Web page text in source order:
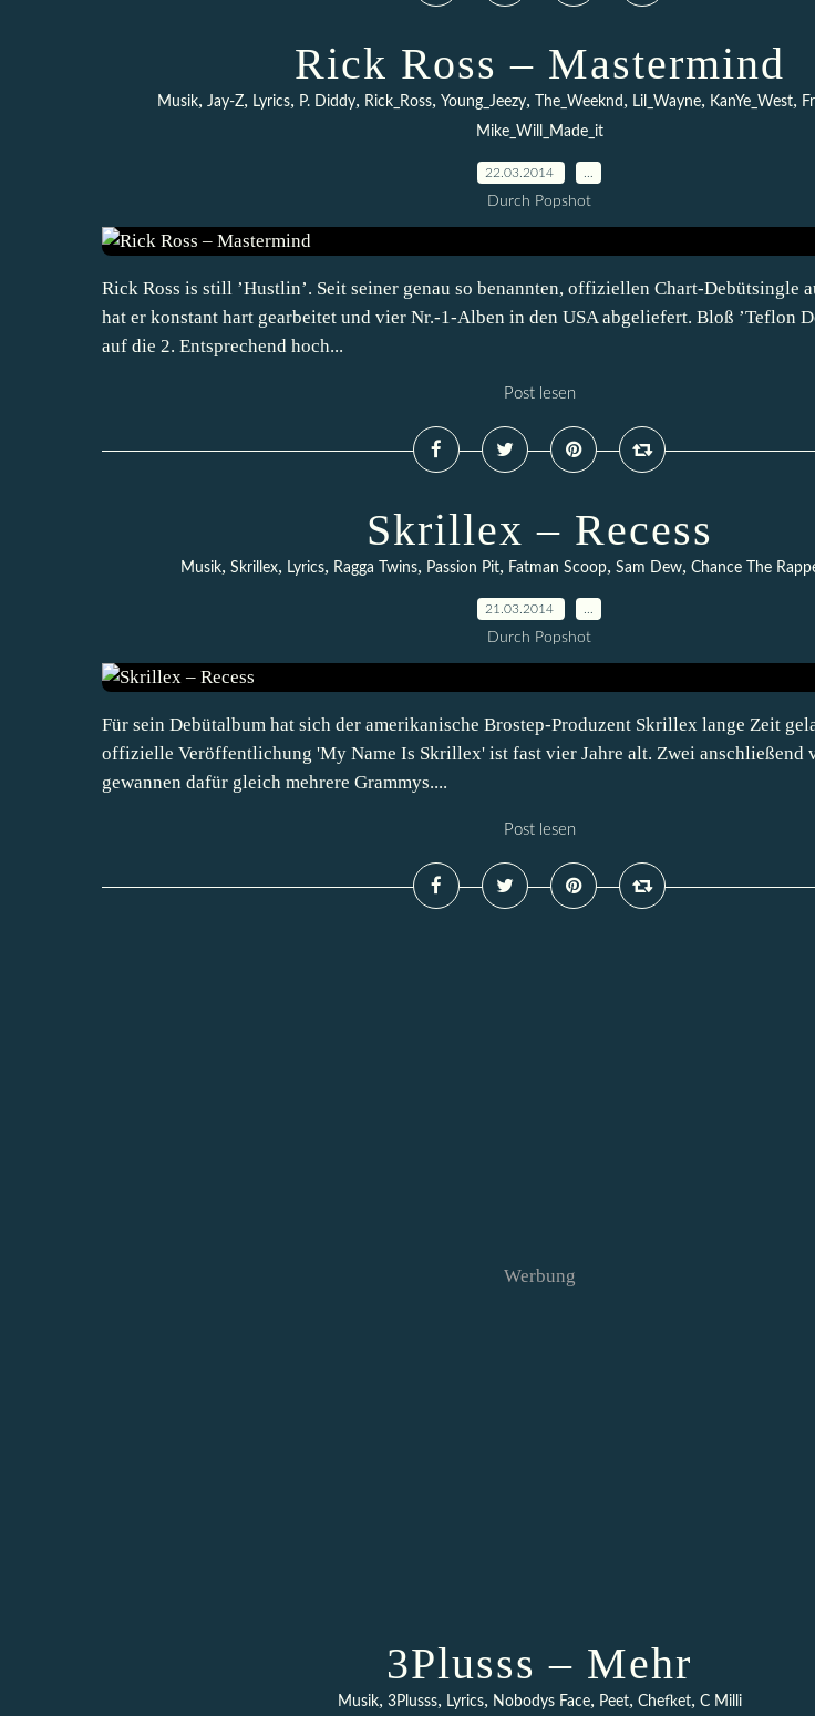
Rick Ross – Mastermind
Musik, Jay-Z, Lyrics, P. Diddy, Rick_Ross, Young_Jeezy, The_Weeknd , Lil_Wayne, KanYe_West,
Mike_Will_Made_it
22.03.2014
Durch Popshot
Rick Ross is still ’Hustlin’. Seit seiner genau so benannten, offiziellen Chart-Debütsingle
hat er konstant hart gearbeitet und vier Nr.-1-Alben in den USA abgeliefert. Bloß ’Teflon
auf die 2. Entsprechend hoch...
Post lesen
Skrillex – Recess
Musik, Skrillex, Lyrics, Ragga Twins, Passion Pit, Fatman Scoop, Sam Dew, Chance The
21.03.2014
Durch Popshot
Für sein Debütalbum hat sich der amerikanische Brostep-Produzent Skrillex lange Zeit
offizielle Veröffentlichung 'My Name Is Skrillex' ist fast vier Jahre alt. Zwei anschließend
gewannen dafür gleich mehrere Grammys....
Post lesen
Werbung
3Plusss – Mehr
Musik, 3Plusss, Lyrics, Nobodys Face, Peet, Chefket, C Milli